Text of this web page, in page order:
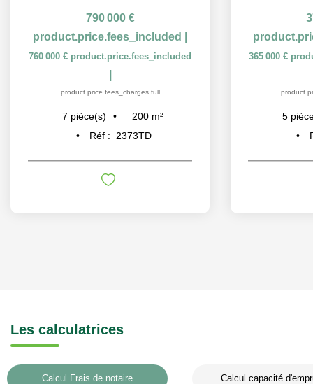
790 000 €
product.price.fees_included
760 000 € product.price.fees_included
product.price.fees_charges.full
7 pièce(s) 200 m²
Réf :
2373TD
365 000 €
5
Les calculatrices
Calcul Frais de notaire Calcul capacité